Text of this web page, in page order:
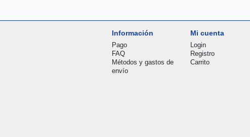
Información
Pago
FAQ
Métodos y gastos de
envío
Mi cuenta
Login
Registro
Carrito